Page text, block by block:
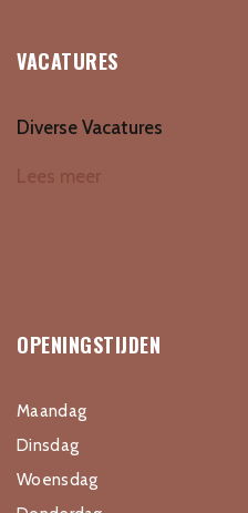
VACATURES
Diverse Vacatures
Lees meer
OPENINGSTIJDEN
Maandag
Dinsdag
Woensdag